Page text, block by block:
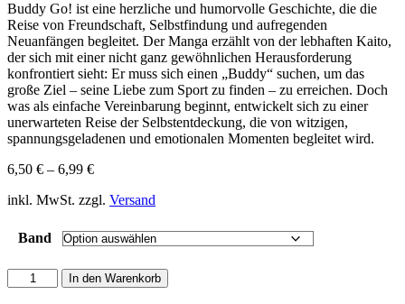
Buddy Go! ist eine herzliche und humorvolle Geschichte, die die
Reise von Freundschaft, Selbstfindung und aufregenden
Neuanfängen begleitet. Der Manga erzählt von der lebhaften Kaito,
der sich mit einer nicht ganz gewöhnlichen Herausforderung
konfrontiert sieht: Er muss sich einen „Buddy“ suchen, um das
große Ziel – seine Liebe zum Sport zu finden – zu erreichen. Doch
was als einfache Vereinbarung beginnt, entwickelt sich zu einer
unerwarteten Reise der Selbstentdeckung, die von witzigen,
spannungsgeladenen und emotionalen Momenten begleitet wird.
6,50 € – 6,99 €
inkl. MwSt. zzgl. Versand
Band
Buddy
go!
In den Warenkorb